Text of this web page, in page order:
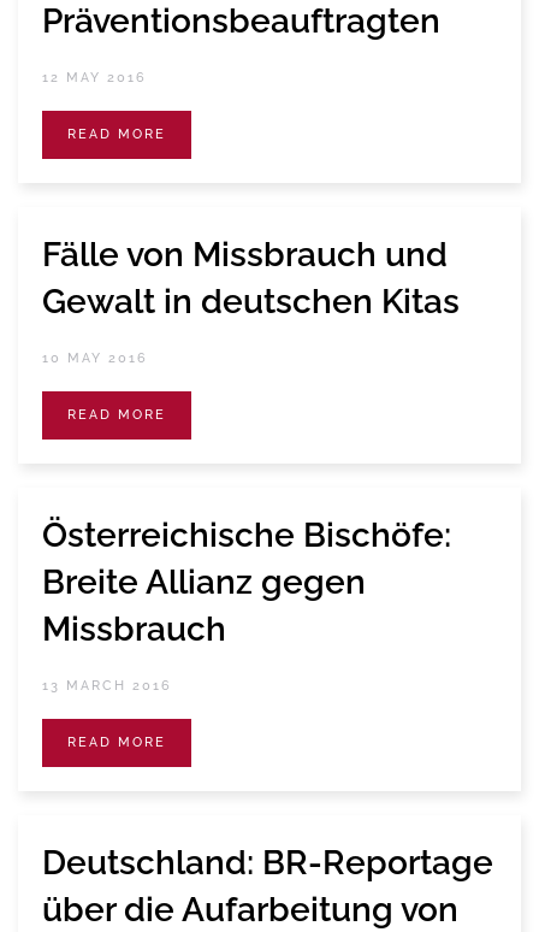
Präventionsbeauftragten
12 MAY 2016
READ MORE
Fälle von Missbrauch und
Gewalt in deutschen Kitas
10 MAY 2016
READ MORE
Österreichische Bischöfe:
Breite Allianz gegen
Missbrauch
13 MARCH 2016
READ MORE
Deutschland: BR-Reportage
über die Aufarbeitung von